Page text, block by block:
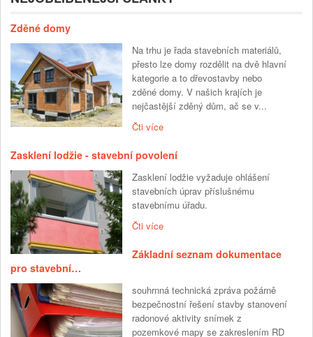
Zděné domy
Na trhu je řada stavebních materiálů,
přesto lze domy rozdělit na dvě hlavní
kategorie a to dřevostavby nebo
zděné domy. V našich krajích je
nejčastější zděný dům, ač se v...
Čti více
Zasklení lodžie - stavební povolení
Zasklení lodžie vyžaduje ohlášení
stavebních úprav příslušnému
stavebnímu úřadu.
Čti více
Základní seznam dokumentace
pro stavební…
souhrnná technická zpráva požárně
bezpečnostní řešení stavby stanovení
radonové aktivity snímek z
pozemkové mapy se zakreslením RD